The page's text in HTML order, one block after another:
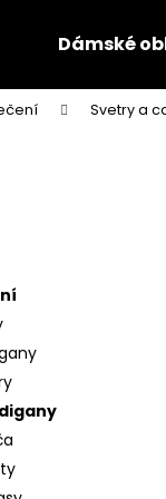
Dámské
Svetry a